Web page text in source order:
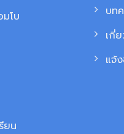
โบ
บท
เกี่
แจ้ง
ยน